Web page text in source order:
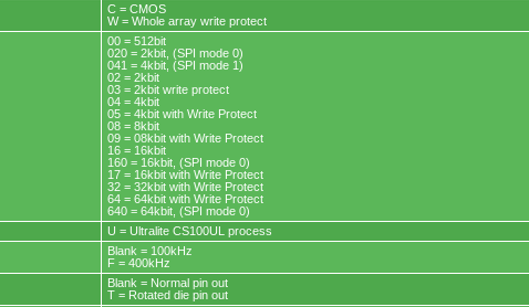
C = CMOS
W = Whole array write protect
00 = 512bit
020 = 2kbit, (SPI mode 0)
041 = 4kbit, (SPI mode 1)
02 = 2kbit
03 = 2kbit write protect
04 = 4kbit
05 = 4kbit with Write Protect
08 = 8kbit
09 = 08kbit with Write Protect
16 = 16kbit
160 = 16kbit, (SPI mode 0)
17 = 16kbit with Write Protect
32 = 32kbit with Write Protect
64 = 64kbit with Write Protect
640 = 64kbit, (SPI mode 0)
U = Ultralite CS100UL process
Blank = 100kHz
F = 400kHz
Blank = Normal pin out
T = Rotated die pin out